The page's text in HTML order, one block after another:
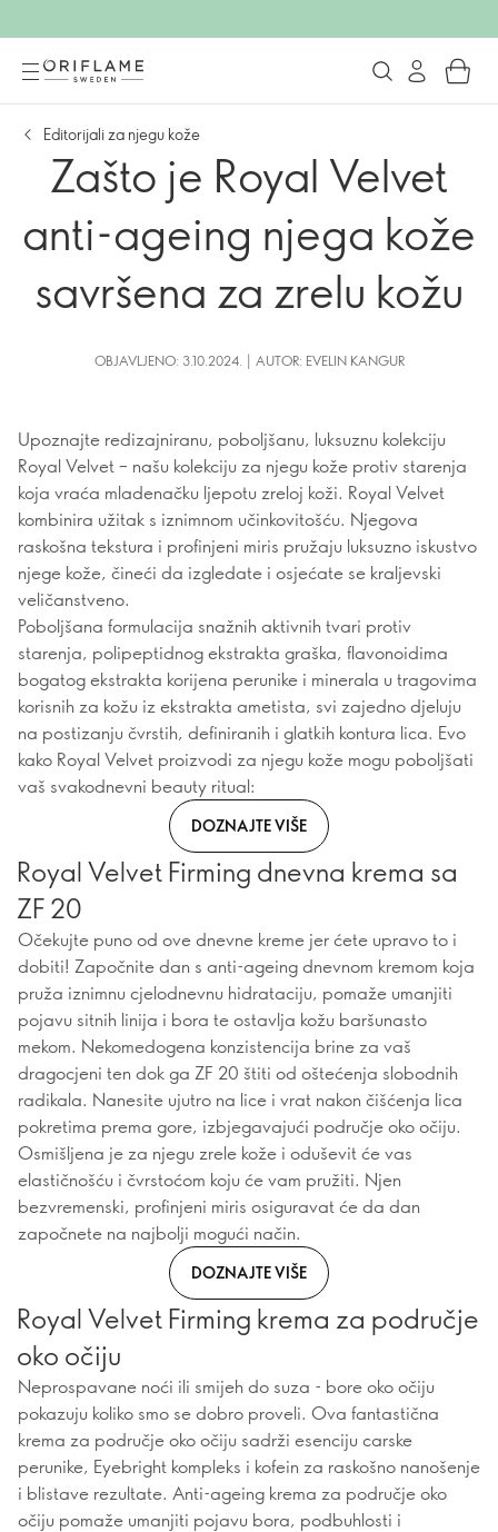
Editorijali za njegu kože
Zašto je Royal Velvet
anti-ageing njega kože
savršena za zrelu kožu
OBJAVLJENO: 3.10.2024. | AUTOR: EVELIN KANGUR
Upoznajte redizajniranu, poboljšanu, luksuznu kolekciju
Royal Velvet – našu kolekciju za njegu kože protiv starenja
koja vraća mladenačku ljepotu zreloj koži. Royal Velvet
kombinira užitak s iznimnom učinkovitošću. Njegova
raskošna tekstura i profinjeni miris pružaju luksuzno iskustvo
njege kože, čineći da izgledate i osjećate se kraljevski
veličanstveno.
Poboljšana formulacija snažnih aktivnih tvari protiv
starenja, polipeptidnog ekstrakta graška, flavonoidima
bogatog ekstrakta korijena perunike i minerala u tragovima
korisnih za kožu iz ekstrakta ametista, svi zajedno djeluju
na postizanju čvrstih, definiranih i glatkih kontura lica. Evo
kako Royal Velvet proizvodi za njegu kože mogu poboljšati
vaš svakodnevni beauty ritual:
DOZNAJTE VIŠE
Royal Velvet Firming dnevna krema sa
ZF 20
Očekujte puno od ove dnevne kreme jer ćete upravo to i
dobiti! Započnite dan s anti-ageing dnevnom kremom koja
pruža iznimnu cjelodnevnu hidrataciju, pomaže umanjiti
pojavu sitnih linija i bora te ostavlja kožu baršunasto
mekom. Nekomedogena konzistencija brine za vaš
dragocjeni ten dok ga ZF 20 štiti od oštećenja slobodnih
radikala. Nanesite ujutro na lice i vrat nakon čišćenja lica
pokretima prema gore, izbjegavajući područje oko očiju.
Osmišljena je za njegu zrele kože i oduševit će vas
elastičnošću i čvrstoćom koju će vam pružiti. Njen
bezvremenski, profinjeni miris osiguravat će da dan
započnete na najbolji mogući način.
DOZNAJTE VIŠE
Royal Velvet Firming krema za područje
oko očiju
Neprospavane noći ili smijeh do suza - bore oko očiju
pokazuju koliko smo se dobro proveli. Ova fantastična
krema za područje oko očiju sadrži esenciju carske
perunike, Eyebright kompleks i kofein za raskošno nanošenje
i blistave rezultate. Anti-ageing krema za područje oko
očiju pomaže umanjiti pojavu bora, podbuhlosti i